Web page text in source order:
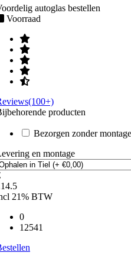
autoglas bestellen
Voorraad
producten
Bezorgen zonder
en montage
21% BTW
0
12541